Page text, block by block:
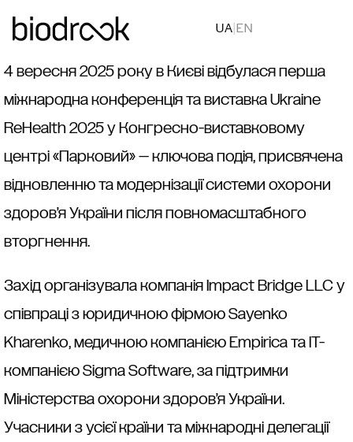
UA |EN
Категорія:Без рубрики
4 вересня 2025 року в Києві відбулася перша
міжнародна конференція та виставка Ukraine
ReHealth 2025 у Конгресно-виставковому
центрі «Парковий» — ключова подія, присвячена
відновленню та модернізації системи охорони
здоров’я України після повномасштабного
вторгнення.
Захід організувала компанія Impact Bridge LLC у
співпраці з юридичною фірмою Sayenko
Kharenko, медичною компанією Empirica та IT-
компанією Sigma Software, за підтримки
Міністерства охорони здоров’я України.
Учасники з усієї країни та міжнародні делегації